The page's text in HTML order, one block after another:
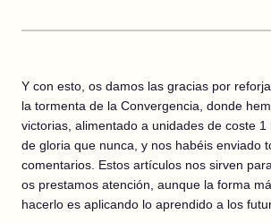
Y con esto, os damos las gracias por
la tormenta de la Convergencia, donde
victorias, alimentado a unidades de coste
de gloria que nunca, y nos habéis enviado
comentarios. Estos artículos nos sirven
os prestamos atención, aunque la forma
hacerlo es aplicando lo aprendido a los